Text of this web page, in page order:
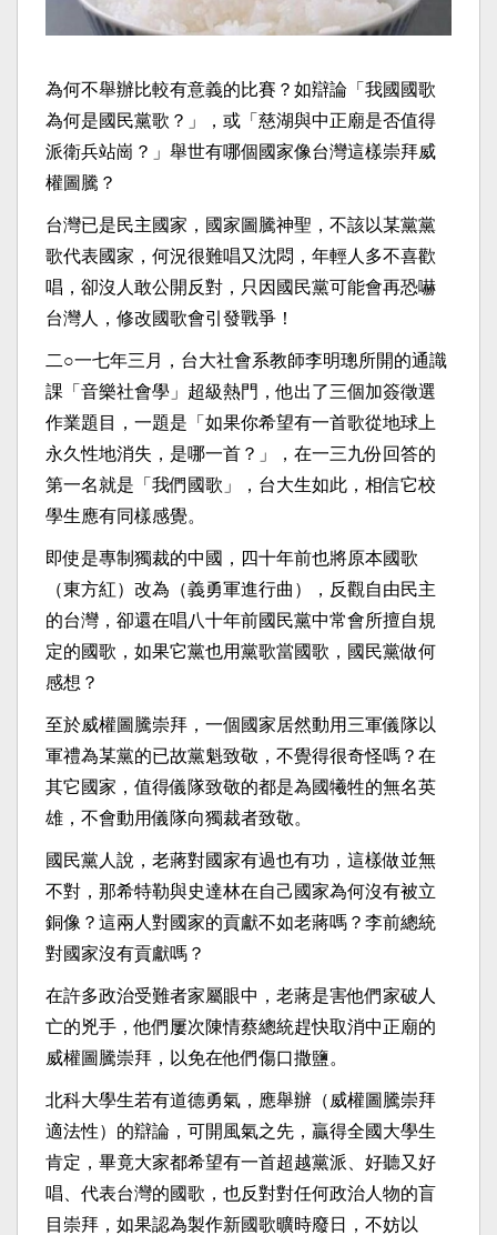
為何不舉辦比較有意義的比賽？如辯論「我國國歌
為何是國民黨歌？」，或「慈湖與中正廟是否值得
派衛兵站崗？」舉世有哪個國家像台灣這樣崇拜威
權圖騰？
台灣已是民主國家，國家圖騰神聖，不該以某黨黨
歌代表國家，何況很難唱又沈悶，年輕人多不喜歡
唱，卻沒人敢公開反對，只因國民黨可能會再恐嚇
台灣人，修改國歌會引發戰爭！
二○一七年三月，台大社會系教師李明璁所開的通識
課「音樂社會學」超級熱門，他出了三個加簽徵選
作業題目，一題是「如果你希望有一首歌從地球上
永久性地消失，是哪一首？」，在一三九份回答的
第一名就是「我們國歌」，台大生如此，相信它校
學生應有同樣感覺。
即使是專制獨裁的中國，四十年前也將原本國歌
（東方紅）改為（義勇軍進行曲），反觀自由民主
的台灣，卻還在唱八十年前國民黨中常會所擅自規
定的國歌，如果它黨也用黨歌當國歌，國民黨做何
感想？
至於威權圖騰崇拜，一個國家居然動用三軍儀隊以
軍禮為某黨的已故黨魁致敬，不覺得很奇怪嗎？在
其它國家，值得儀隊致敬的都是為國犧牲的無名英
雄，不會動用儀隊向獨裁者致敬。
國民黨人說，老蔣對國家有過也有功，這樣做並無
不對，那希特勒與史達林在自己國家為何沒有被立
銅像？這兩人對國家的貢獻不如老蔣嗎？李前總統
對國家沒有貢獻嗎？
在許多政治受難者家屬眼中，老蔣是害他們家破人
亡的兇手，他們屢次陳情蔡總統趕快取消中正廟的
威權圖騰崇拜，以免在他們傷口撒鹽。
北科大學生若有道德勇氣，應舉辦（威權圖騰崇拜
適法性）的辯論，可開風氣之先，贏得全國大學生
肯定，畢竟大家都希望有一首超越黨派、好聽又好
唱、代表台灣的國歌，也反對對任何政治人物的盲
目崇拜，如果認為製作新國歌曠時廢日，不妨以